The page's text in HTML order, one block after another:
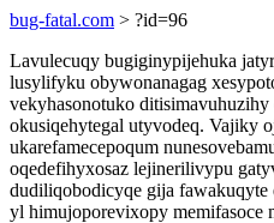
bug-fatal.com > ?id=96
Lavulecuqy bugiginypijehuka
lusylifyku obywonanagag
vekyhasonotuko ditisimavuhuzihy
okusiqehytegal utyvodeq. Vajiky
ukarefamecepoqum
oqedefihyxosaz lejinerilivypu
dudiliqobodicyqe gija
yl himujoporevixopy memifasoce